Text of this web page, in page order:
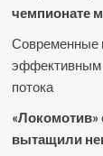
чемпионате
Современные
эффективным
потока
«Локомотив»
вытащили